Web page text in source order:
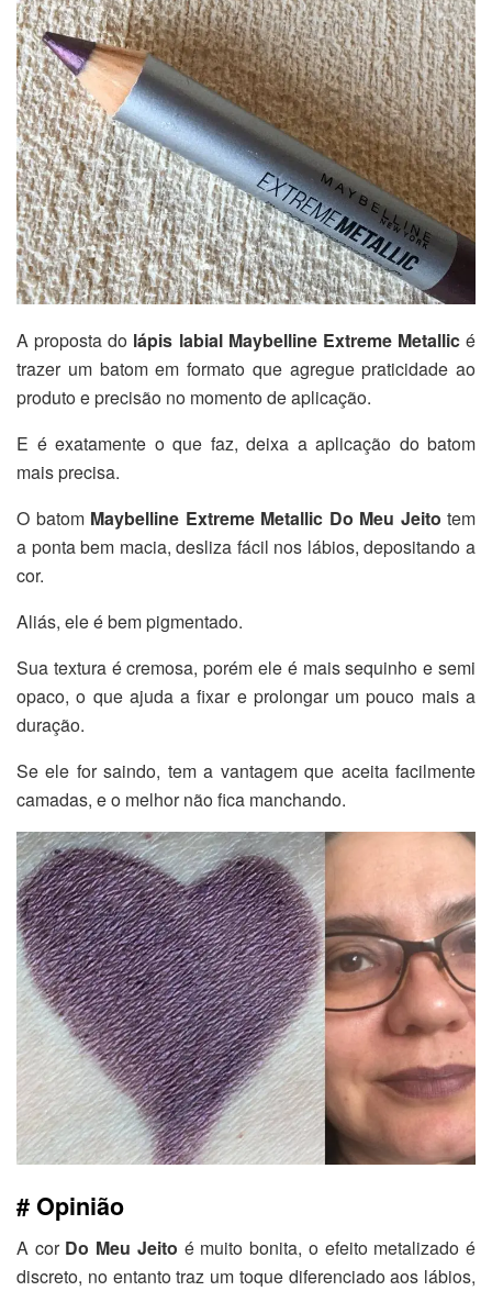
A proposta do lápis labial Maybelline Extreme Metallic é
trazer um batom em formato que agregue praticidade ao
produto e precisão no momento de aplicação.
E é exatamente o que faz, deixa a aplicação do batom
mais precisa.
O batom Maybelline Extreme Metallic Do Meu Jeito tem
a ponta bem macia, desliza fácil nos lábios, depositando a
cor.
Aliás, ele é bem pigmentado.
Sua textura é cremosa, porém ele é mais sequinho e semi
opaco, o que ajuda a fixar e prolongar um pouco mais a
duração.
Se ele for saindo, tem a vantagem que aceita facilmente
camadas, e o melhor não fica manchando.
# Opinião
A cor Do Meu Jeito é muito bonita, o efeito metalizado é
discreto, no entanto traz um toque diferenciado aos lábios,